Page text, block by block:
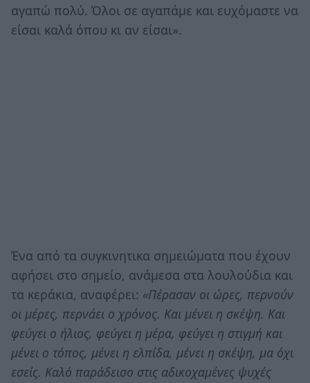
αγαπώ πολύ. Όλοι σε αγαπάμε και ευχόμαστε να
είσαι καλά όπου κι αν είσαι».
Ένα από τα συγκινητικα σημειώματα που έχουν
αφήσει στο σημείο, ανάμεσα στα λουλούδια και
τα κεράκια, αναφέρει: «Πέρασαν οι ώρες, περνούν
οι μέρες, περνάει ο χρόνος. Και μένει η σκέψη. Και
φεύγει ο ήλιος, φεύγει η μέρα, φεύγει η στιγμή και
μένει ο τόπος, μένει η ελπίδα, μένει η σκέψη, μα όχι
εσείς. Καλό παράδεισο στις αδικοχαμένες ψυχές